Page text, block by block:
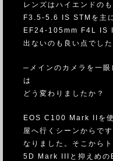
レンズはハイエンドの
F3.5-5.6 IS STMを主
EF24-105mm F4L IS
出ないのも良い点でした
─メインのカメラを一
は
どう変わりましたか？
EOS C100 Mark IIを使
屋へ行くシーンからで
なりました。そこから
5D Mark IIIと抑えめの